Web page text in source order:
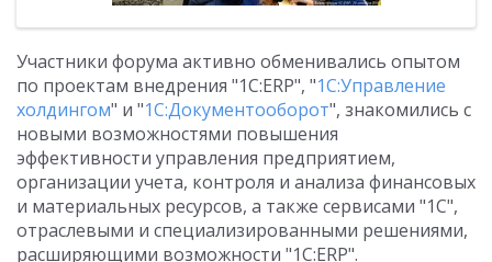
Участники форума активно обменивались опытом
по проектам внедрения "1С:ERP", "1С:Управление
холдингом" и "1С:Документооборот", знакомились с
новыми возможностями повышения
эффективности управления предприятием,
организации учета, контроля и анализа финансовых
и материальных ресурсов, а также сервисами "1С",
отраслевыми и специализированными решениями,
расширяющими возможности "1С:ERP".